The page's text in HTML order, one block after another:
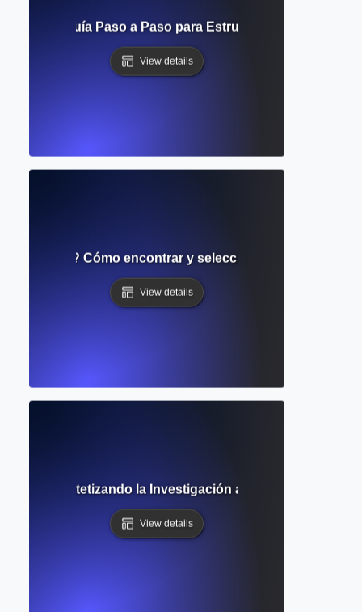
Guía Paso a Paso para Estructurar y Visualizar
View details
literatura? Cómo encontrar y seleccionar fuentes
View details
Sintetizando la Investigación a Través de
View details